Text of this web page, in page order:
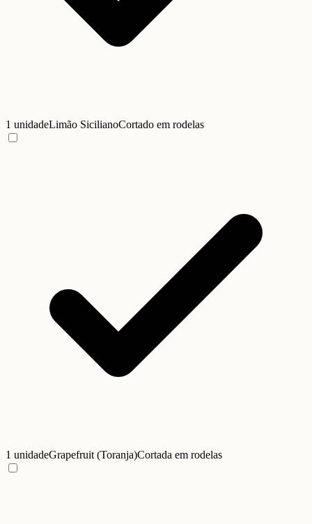
1 unidadeLimão SicilianoCortado em rodelas
1 unidadeGrapefruit (Toranja)Cortada em rodelas